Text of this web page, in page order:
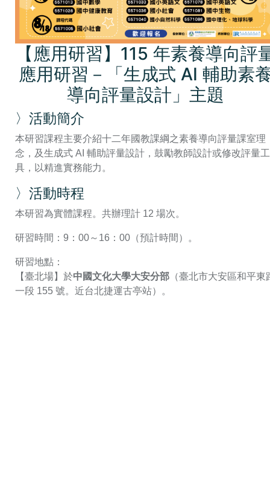
【應用研習】115 年素養導向評
應用研習－「生成式 AI 輔助素
導向評量設計」主題
〉活動簡介
本研習課程主要介紹十二年國教課綱之素養導向評量課室理
念，及生成式 AI 輔助評量設計，鼓勵教師設計或修改評量工
具，以精進實務能力。
〉活動時程
本研習為實體課程。共辦理計 12 場次。
研習時間：9：00～16：00（預計時間）。
研習地點：
【臺北場】於中國文化大學大安分部 （臺北市大安區和平東
一段 155 號。近台北捷運古亭站）。